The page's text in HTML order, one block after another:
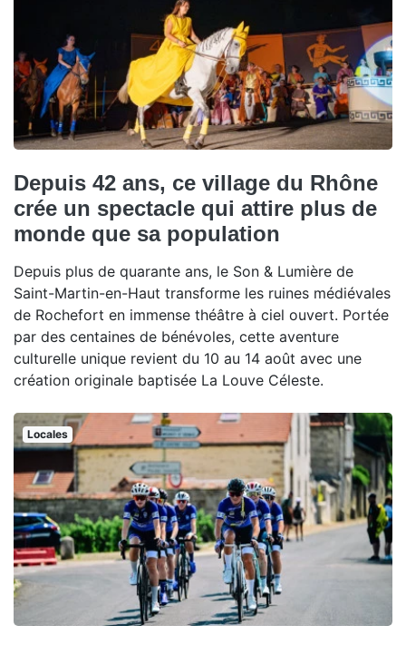
Depuis 42 ans, ce village du Rhône
crée un spectacle qui attire plus de
monde que sa population
Depuis plus de quarante ans, le Son & Lumière de
Saint-Martin-en-Haut transforme les ruines médiévales
de Rochefort en immense théâtre à ciel ouvert. Portée
par des centaines de bénévoles, cette aventure
culturelle unique revient du 10 au 14 août avec une
création originale baptisée La Louve Céleste.
Locales